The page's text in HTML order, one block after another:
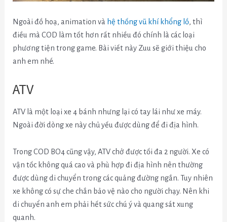
Ngoài đồ hoạ, animation và hệ thống vũ khí khổng lồ, thì
điều mà COD làm tốt hơn rất nhiều đó chính là các loại
phương tiện trong game. Bài viết này Zuu sẽ giới thiệu cho
anh em nhé.
ATV
ATV là một loại xe 4 bánh nhưng lại có tay lái như xe máy.
Ngoài đời dòng xe này chủ yếu được dùng để đi địa hình.
Trong COD BO4 cũng vậy, ATV chở được tối đa 2 người. Xe có
vận tốc không quá cao và phù hợp đi địa hình nên thường
được dùng di chuyển trong các quảng đường ngắn. Tuy nhiên
xe không có sự che chắn bảo vệ nào cho người chạy. Nên khi
di chuyển anh em phải hết sức chú ý và quang sát xung
quanh.